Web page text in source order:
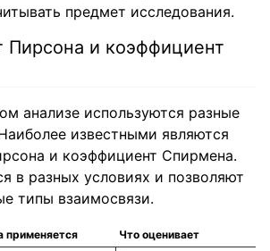
предмет исследования.
Пирсона и коэффициент
анализе используются разные
известными являются
и коэффициент Спирмена.
в разных условиях и позволяют
типы взаимосвязи.
применяется
Что оценивает